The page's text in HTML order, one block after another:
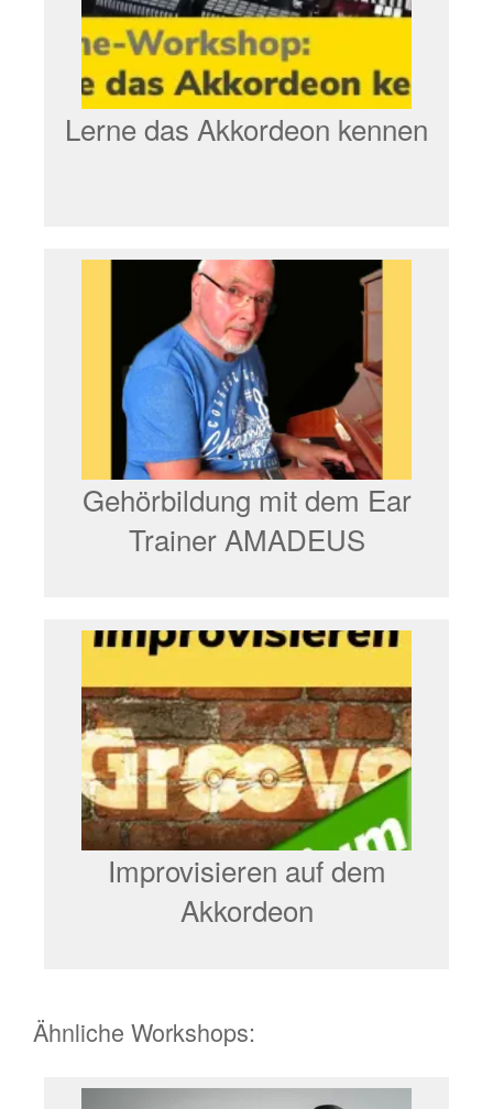
Lerne das Akkordeon kennen
Gehörbildung mit dem Ear
Trainer AMADEUS
Improvisieren auf dem
Akkordeon
Ähnliche Workshops: